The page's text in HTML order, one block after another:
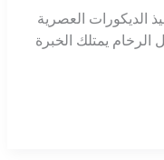
الديكورات العصرية
يمتلك الخبرة